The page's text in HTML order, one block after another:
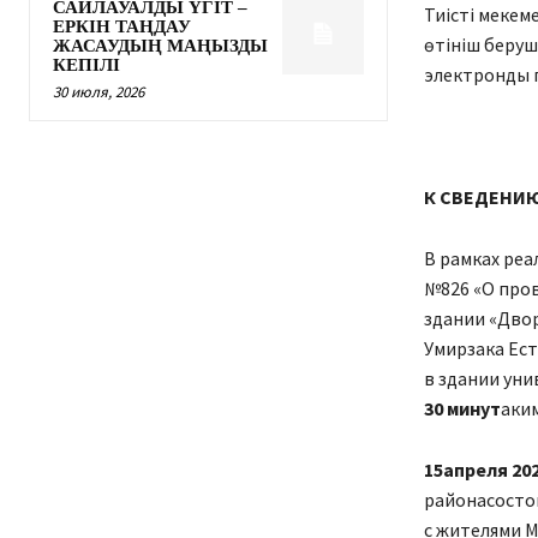
САЙЛАУАЛДЫ ҮГІТ –
ЕРКІН ТАҢДАУ
ЖАСАУДЫҢ МАҢЫЗДЫ
КЕПІЛІ
30 июля, 2026
Тиісті
өтініш
электронды
К
В рамках
№826 «О
здании
Умирзака
в здании
30минут
15апреля
с жителями